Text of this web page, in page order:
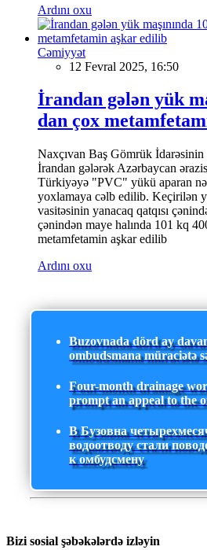
Ardını oxu
Cəmiyyət
12 Fevral 2025, 16:50
İrandan gələn yük
dan çox
Naxçıvan Baş Gömrük
İrandan gələrək Azərbaycan
Türkiyəyə "PVC" yükü aparan
yoxlamaya cəlb edilib. Keçirilən
vasitəsinin yanacaq qatqısı
çənindən maye halında 101 kq
metamfetamin aşkar edilib
Ardını oxu
Buzovnada dörd ay
ombudsmana müraciətə
Four-month drainage
prompt an appeal to the
В Бузовна
водоотводу стали
к омбудсмену
Bizi sosial şəbəkələrdə izləyin